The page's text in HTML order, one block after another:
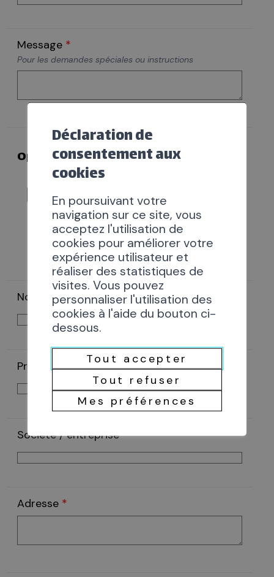
Message *
Pour les demandes spéciales ou instructions
Options
location de la scène
uniquement, sans accès à la
salle (CHF 100.-)
Nom
Prénom*
Société / entreprise
Adresse *
Déclaration de
consentement aux
cookies
En poursuivant votre
navigation sur ce site, vous
acceptez l'utilisation de
cookies pour améliorer votre
expérience utilisateur et
réaliser des statistiques de
visites. Vous pouvez
personnaliser l'utilisation des
cookies à l'aide du bouton ci-
dessous.
Tout accepter
Tout refuser
Mes préférences